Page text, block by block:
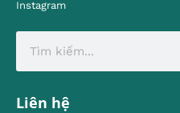
Instagram
Liên hệ